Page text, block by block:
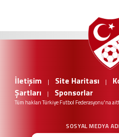
İletişim | Site Haritası |
Şartları
| Sponsorlar
Tüm hakları Türkiye Futbol Federasyonu'na
SOSYAL MEDYA